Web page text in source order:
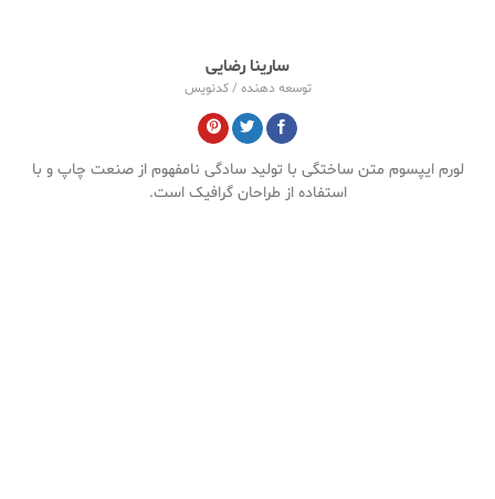
سارینا رضایی
توسعه دهنده / کدنویس
لورم ایپسوم متن ساختگی با تولید سادگی نامفهوم از صنعت چاپ و با
استفاده از طراحان گرافیک است.